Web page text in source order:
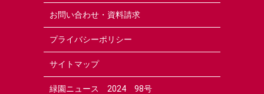
お問い合わせ・資料請求
プライバシーポリシー
サイトマップ
緑園ニュース 2024 98号